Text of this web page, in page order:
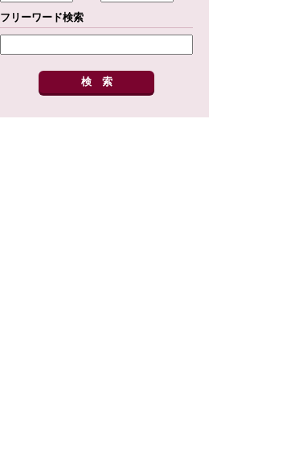
フリーワード検索